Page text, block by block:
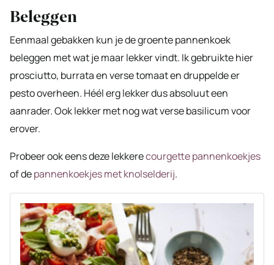
Beleggen
Eenmaal gebakken kun je de groente pannenkoek
beleggen met wat je maar lekker vindt. Ik gebruikte hier
prosciutto, burrata en verse tomaat en druppelde er
pesto overheen. Héél erg lekker dus absoluut een
aanrader. Ook lekker met nog wat verse basilicum voor
erover.
Probeer ook eens deze lekkerecourgette pannenkoekjes
of depannenkoekjes met knolselderij.